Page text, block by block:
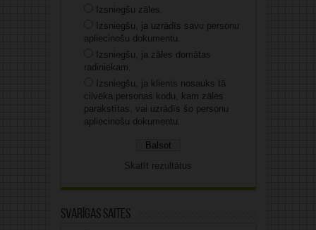
Izsniegšu zāles.
Izsniegšu, ja uzrādīs savu personu
apliecinošu dokumentu.
Izsniegšu, ja zāles domātas
radiniekam.
Izsniegšu, ja klients nosauks tā
cilvēka personas kodu, kam zāles
parakstītas, vai uzrādīs šo personu
apliecinošu dokumentu.
Skatīt rezultātus
Svarīgas saites